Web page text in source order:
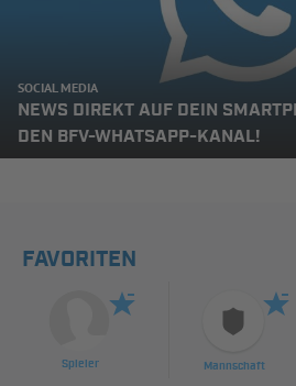
SOCIAL MEDIA
NEWS DIREKT AUF DEIN
DEN BFV-WHATSAPP-KANAL!
FAVORITEN
Spieler Mannschaft